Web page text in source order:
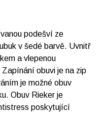
podešví ze
v šedé barvě. Uvnitř
a vlepenou
obuvi je na zip
je možné obuv
Obuv Rieker je
poskytující